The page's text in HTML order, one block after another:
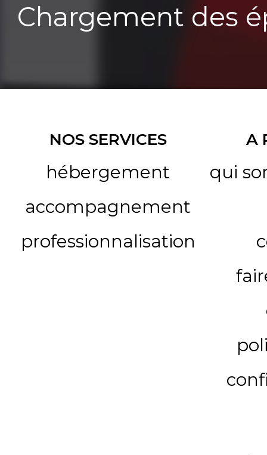
Chargement des
NOS SERVICES
hébergement
accompagnement
professionnalisation
A
qui